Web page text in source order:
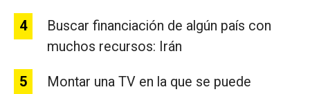
Buscar financiación de algún país con
muchos recursos: Irán
Montar una TV en la que se puede